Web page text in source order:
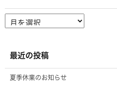
ー
ブ
最近の投稿
夏季休業のお知らせ